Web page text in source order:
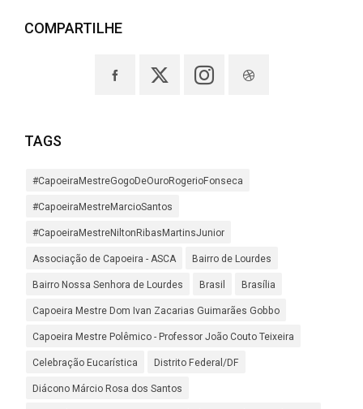
COMPARTILHE
TAGS
#CapoeiraMestreGogoDeOuroRogerioFonseca
#CapoeiraMestreMarcioSantos
#CapoeiraMestreNiltonRibasMartinsJunior
Associação de Capoeira - ASCA Bairro de Lourdes
Bairro Nossa Senhora de Lourdes Brasil Brasília
Capoeira Mestre Dom Ivan Zacarias Guimarães Gobbo
Capoeira Mestre Polêmico - Professor João Couto Teixeira
Celebração Eucarística Distrito Federal/DF
Diácono Márcio Rosa dos Santos